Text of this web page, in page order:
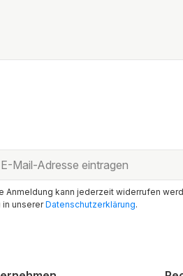
Anmeldung kann jederzeit widerrufen
in unsererDatenschutzerklärung.